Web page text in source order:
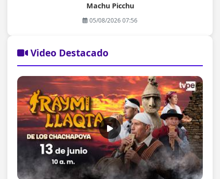
Machu Picchu
05/08/2026 07:56
Video Destacado